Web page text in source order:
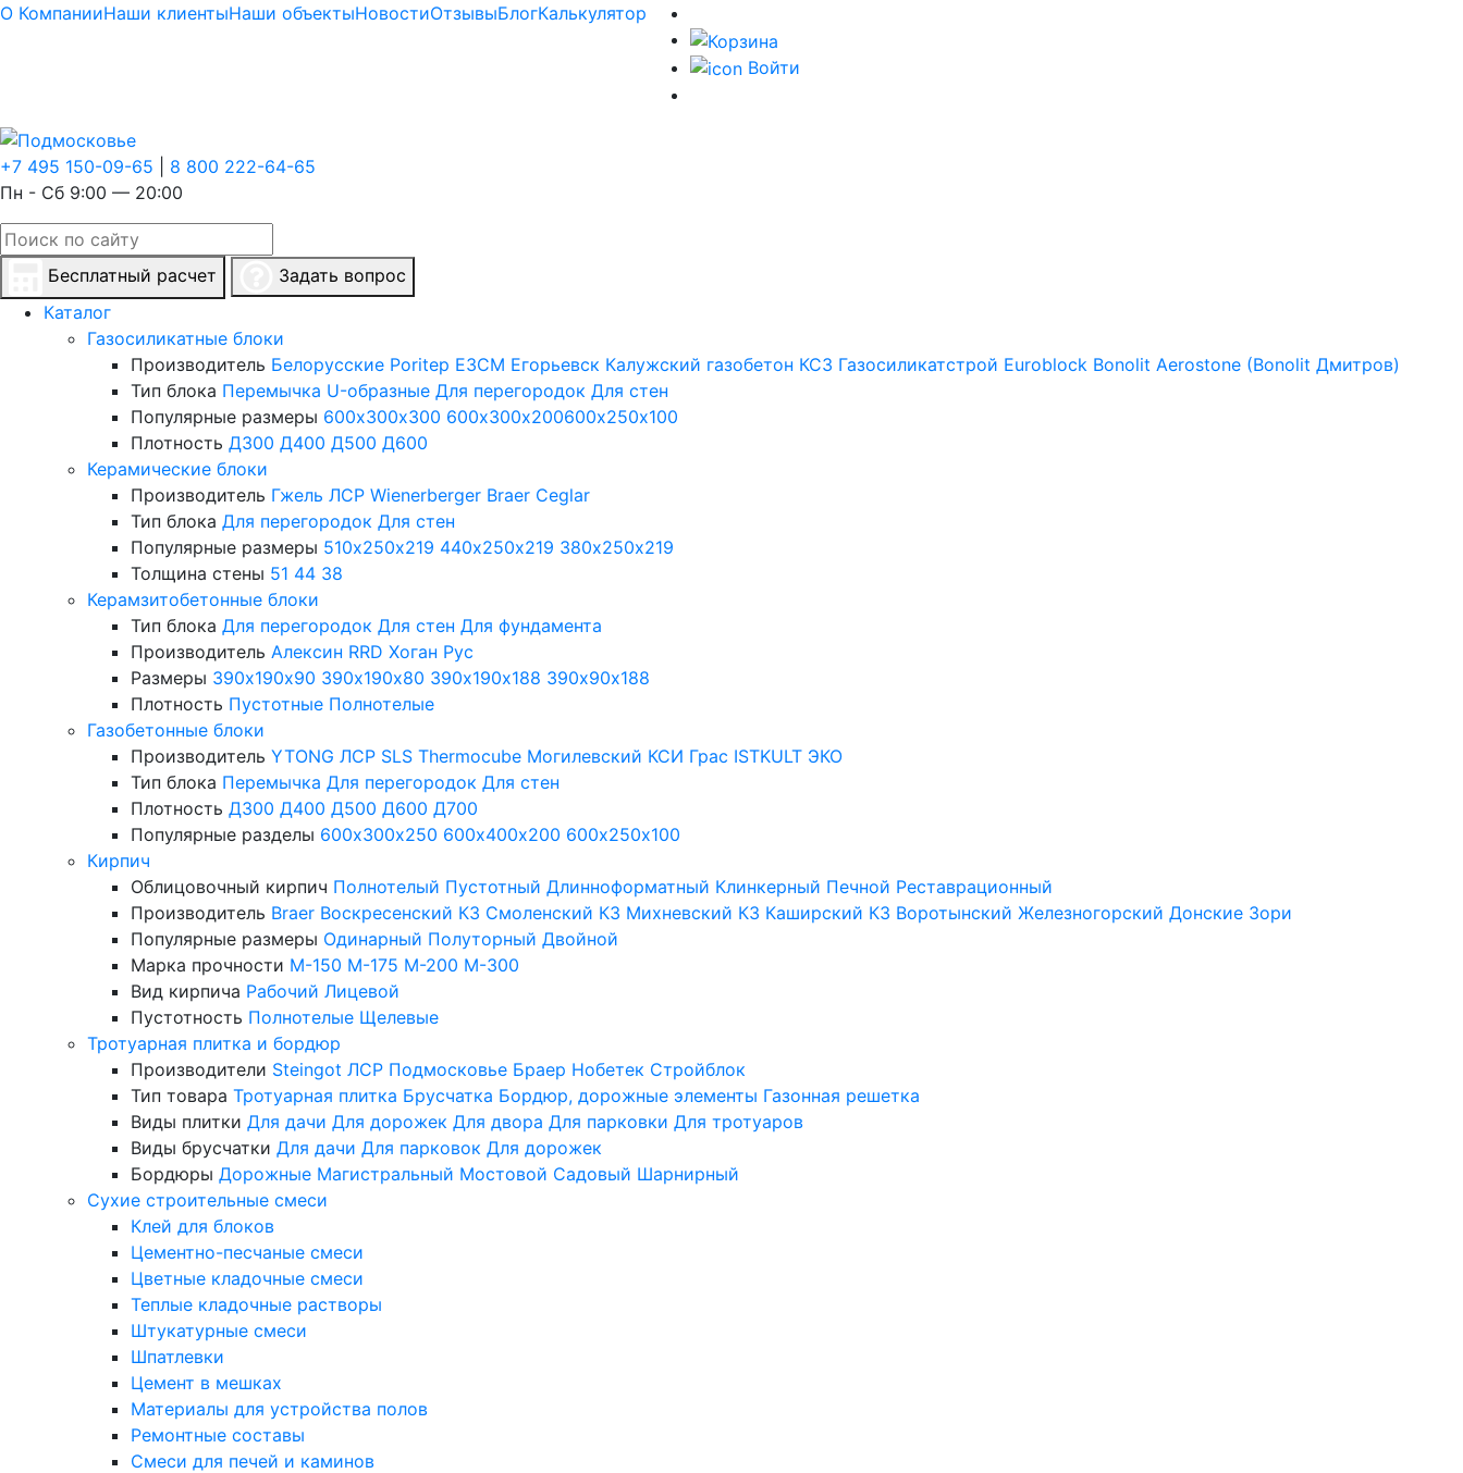
О КомпанииНаши клиентыНаши объектыНовостиОтзывыБлогКалькулятор
Войти
+7 495 150-09-65
8 800 222-64-65
Пн - Сб 9:00 — 20:00
Бесплатный расчет
Задать вопрос
Каталог
Газосиликатные блоки
Производитель Белорусские Poritep ЕЗСМ Егорьевск Калужский газобетон КСЗ Газосиликатстрой Euroblock Bonolit Aerostone (Bonolit Дмитров)
Тип блока Перемычка U-образные Для перегородок Для стен
Популярные размеры 600х300х300 600х300х200600х250х100
Плотность Д300 Д400 Д500 Д600
Керамические блоки
Производитель Гжель ЛСР Wienerberger Braer Ceglar
Тип блока Для перегородок Для стен
Популярные размеры 510х250х219 440х250х219 380х250х219
Толщина стены 51 44 38
Керамзитобетонные блоки
Тип блока Для перегородок Для стен Для фундамента
Производитель Алексин RRD Хоган Рус
Размеры 390х190х90 390х190х80 390х190х188 390х90х188
Плотность Пустотные Полнотелые
Газобетонные блоки
Производитель YTONG ЛСР SLS Thermocube Могилевский КСИ Грас ISTKULT ЭКО
Тип блока Перемычка Для перегородок Для стен
Плотность Д300 Д400 Д500 Д600 Д700
Популярные разделы 600х300х250 600х400х200 600х250х100
Кирпич
Облицовочный кирпич Полнотелый Пустотный Длинноформатный Клинкерный Печной Реставрационный
Производитель Braer Воскресенский КЗ Смоленский КЗ Михневский КЗ Каширский КЗ Воротынский Железногорский Донские Зори
Популярные размеры Одинарный Полуторный Двойной
Марка прочности М-150 М-175 М-200 М-300
Вид кирпича Рабочий Лицевой
Пустотность Полнотелые Щелевые
Тротуарная плитка и бордюр
Производители Steingot ЛСР Подмосковье Браер Нобетек Стройблок
Тип товара Тротуарная плитка Брусчатка Бордюр, дорожные элементы Газонная решетка
Виды плитки Для дачи Для дорожек Для двора Для парковки Для тротуаров
Виды брусчатки Для дачи Для парковок Для дорожек
Бордюры Дорожные Магистральный Мостовой Садовый Шарнирный
Сухие строительные смеси
Клей для блоков
Цементно-песчаные смеси
Цветные кладочные смеси
Теплые кладочные растворы
Штукатурные смеси
Шпатлевки
Цемент в мешках
Материалы для устройства полов
Ремонтные составы
Смеси для печей и каминов